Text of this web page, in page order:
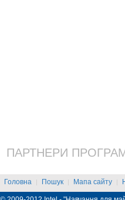
ПАРТНЕРИ
Головна | Пошук | Мапа сайту |